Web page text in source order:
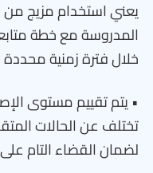
يعني استخدام مزيج
المدروسة مع خطة
خلال فترة زمنية محددة
• يتم تقييم مستوى
تختلف عن الحالات
لضمان القضاء التام